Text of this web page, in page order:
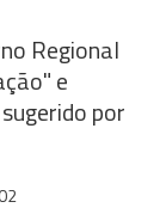
Regional
e
por